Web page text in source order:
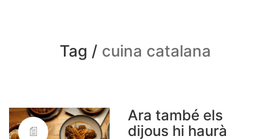
Tag / cuina catalana
Ara també els
dijous hi haurà